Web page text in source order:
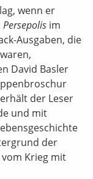
wenn er
Persepolis im
Ausgaben, die
David Basler
der Leser
und mit
der
Krieg mit